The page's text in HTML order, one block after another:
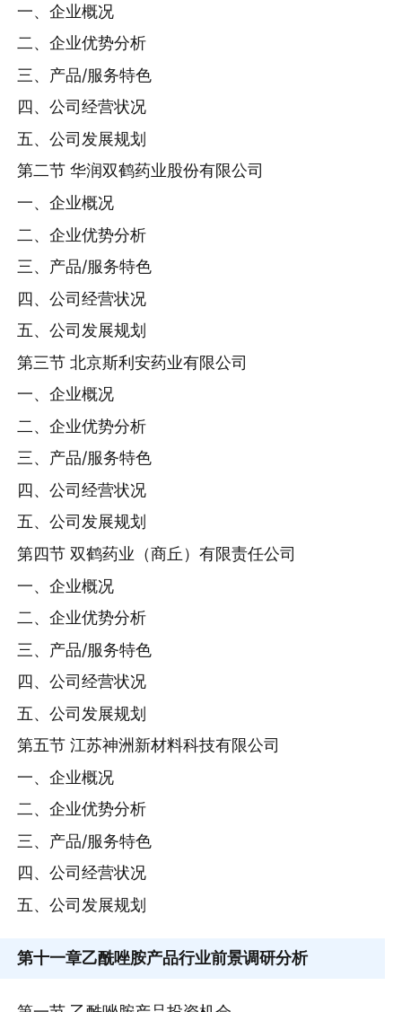
一、企业概况
二、企业优势分析
三、产品/服务特色
四、公司经营状况
五、公司发展规划
第二节 华润双鹤药业股份有限公司
一、企业概况
二、企业优势分析
三、产品/服务特色
四、公司经营状况
五、公司发展规划
第三节 北京斯利安药业有限公司
一、企业概况
二、企业优势分析
三、产品/服务特色
四、公司经营状况
五、公司发展规划
第四节 双鹤药业（商丘）有限责任公司
一、企业概况
二、企业优势分析
三、产品/服务特色
四、公司经营状况
五、公司发展规划
第五节 江苏神洲新材料科技有限公司
一、企业概况
二、企业优势分析
三、产品/服务特色
四、公司经营状况
五、公司发展规划
第十一章乙酰唑胺产品行业前景调研分析